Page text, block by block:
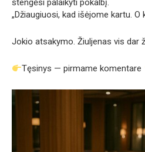
stengėsi palaikyti pokalbį.
„Džiaugiuosi, kad išėjome kartu.
Jokio atsakymo. Žiuljenas vis dar
Tęsinys — pirmame komentare